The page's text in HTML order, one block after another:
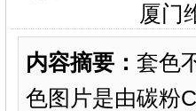
厦门
内容摘要： 套色
色图片是由碳粉